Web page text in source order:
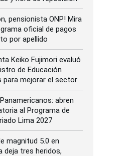
pensionista ONP! Mira
oficial de pagos
por apellido
Keiko Fujimori evaluó
de Educación
para mejorar el sector
abren
al Programa de
Lima 2027
magnitud 5.0 en
deja tres heridos,